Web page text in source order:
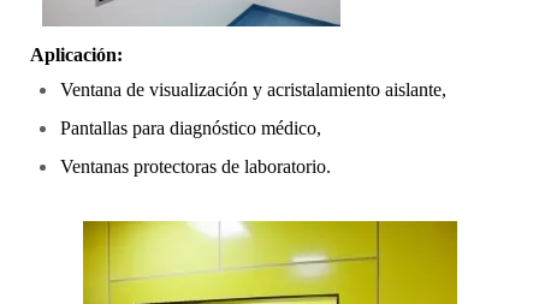
Aplicación:
Ventana de visualización y acristalamiento aislante,
Pantallas para diagnóstico médico,
Ventanas protectoras de laboratorio.